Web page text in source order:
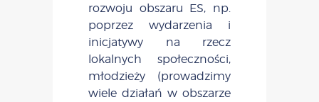
rozwoju obszaru ES, np.
poprzez wydarzenia i
inicjatywy na rzecz
lokalnych społeczności,
młodzieży (prowadzimy
wiele działań w obszarze